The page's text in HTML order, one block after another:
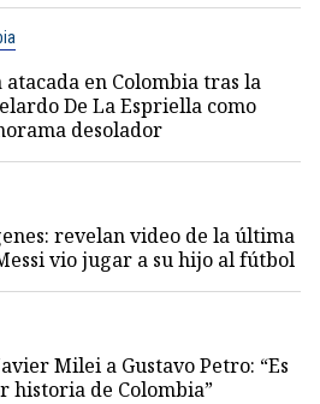
atacada en Colombia tras la
De La Espriella como
desolador
revelan video de la última
vio jugar a su hijo al fútbol
Milei a Gustavo Petro: “Es
historia de Colombia”